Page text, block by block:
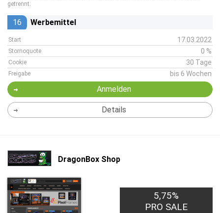
getrennt.
16 Werbemittel
Start 17.03.2022
Stornoquote 0 %
Cookie 30 Tage
Freigabe bis 6 Wochen
Anmelden
Details
DragonBox Shop
5,75%
PRO SALE